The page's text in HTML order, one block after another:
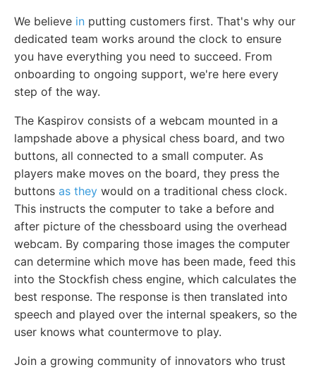
We believe in putting customers first. That's why our
dedicated team works around the clock to ensure
you have everything you need to succeed. From
onboarding to ongoing support, we're here every
step of the way.
The Kaspirov consists of a webcam mounted in a
lampshade above a physical chess board, and two
buttons, all connected to a small computer. As
players make moves on the board, they press the
buttons as they would on a traditional chess clock.
This instructs the computer to take a before and
after picture of the chessboard using the overhead
webcam. By comparing those images the computer
can determine which move has been made, feed this
into the Stockfish chess engine, which calculates the
best response. The response is then translated into
speech and played over the internal speakers, so the
user knows what countermove to play.
Join a growing community of innovators who trust